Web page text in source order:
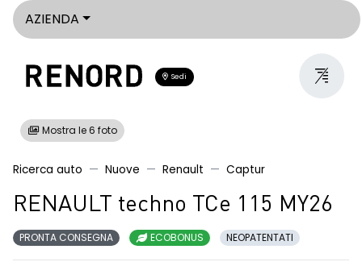
AZIENDA
Sedi
Mostra le 6 foto
Ricerca auto Nuove Renault Captur
RENAULT techno TCe 115 MY26
PRONTA CONSEGNA ECOBONUS NEOPATENTATI